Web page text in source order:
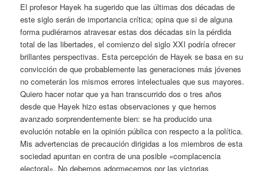
El profesor Hayek ha sugerido que las últimas dos décadas de
este siglo serán de importancia crítica; opina que si de alguna
forma pudiéramos atravesar estas dos décadas sin la pérdida
total de las libertades, el comienzo del siglo XXI podría ofrecer
brillantes perspectivas. Esta percepción de Hayek se basa en su
convicción de que probablemente las generaciones más jóvenes
no cometerán los mismos errores intelectuales que sus mayores.
Quiero hacer notar que ya han transcurrido dos o tres años
desde que Hayek hizo estas observaciones y que hemos
avanzado sorprendentemente bien: se ha producido una
evolución notable en la opinión pública con respecto a la política.
Mis advertencias de precaución dirigidas a los miembros de esta
sociedad apuntan en contra de una posible «complacencia
electoral». No debemos adormecernos por las victorias